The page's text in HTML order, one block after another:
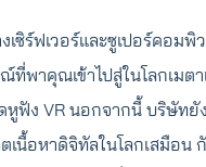
เซิร์ฟเวอร์และซูเปอร์คอมพิ
พาคุณเข้าไปสู่ในโลกเมตา
หูฟัง VR นอกจากนี้ บริษัท
นื้อหาดิจิทัลในโลกเสมือน